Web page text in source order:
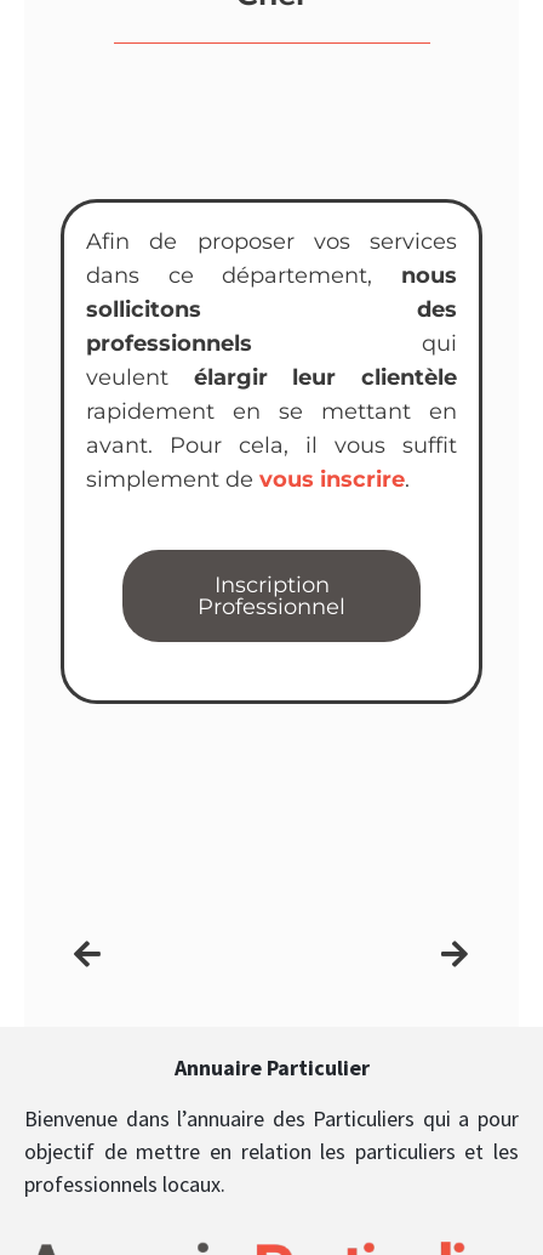
Afin de proposer vos services
dans ce département, nous
sollicitons des
professionnels qui
veulent élargir leur clientèle
rapidement en se mettant en
avant. Pour cela, il vous suffit
simplement de vous inscrire.
Inscription
Professionnel
Annuaire Particulier
Bienvenue dans l’annuaire des Particuliers qui a pour
objectif de mettre en relation les particuliers et les
professionnels locaux.